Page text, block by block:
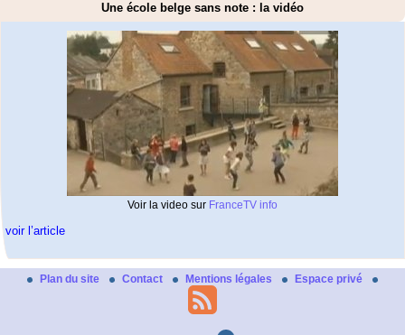
Une école belge sans note : la vidéo
Voir la video sur FranceTV info
voir l’article
Plan du site Contact Mentions légales Espace privé